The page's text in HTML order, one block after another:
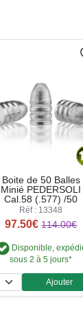
Boite de 50 Balles
Minié PEDERSOLI
Cal.58 (.577) /50
Réf : 13348
97.50€ 114.00€
Disponible,
sous 2 à 5 jours*
Quantité
Ajouter